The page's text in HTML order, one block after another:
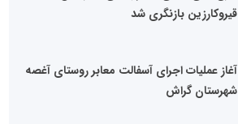
قیروکارزین بازنگری شد
آغاز عملیات اجرای آسفالت معابر روستای آغصه
شهرستان گراش